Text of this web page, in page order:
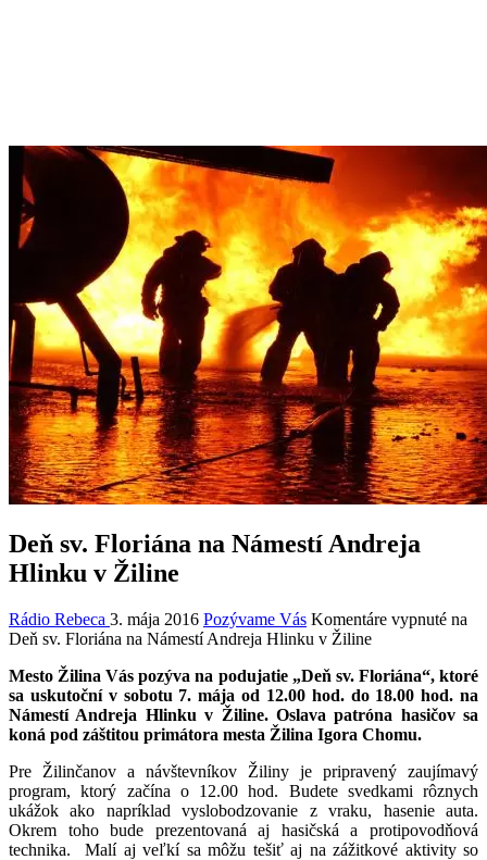
Deň sv. Floriána na Námestí Andreja
Hlinku v Žiline
Rádio Rebeca 3. mája 2016 Pozývame Vás Komentáre vypnuté na
Deň sv. Floriána na Námestí Andreja Hlinku v Žiline
Mesto Žilina Vás pozýva na podujatie „Deň sv. Floriána“, ktoré
sa uskutoční v sobotu 7. mája od 12.00 hod. do 18.00 hod. na
Námestí Andreja Hlinku v Žiline. Oslava patróna hasičov sa
koná pod záštitou primátora mesta Žilina Igora Chomu.
Pre Žilinčanov a návštevníkov Žiliny je pripravený zaujímavý
program, ktorý začína o 12.00 hod. Budete svedkami rôznych
ukážok ako napríklad vyslobodzovanie z vraku, hasenie auta.
Okrem toho bude prezentovaná aj hasičská a protipovodňová
technika. Malí aj veľkí sa môžu tešiť aj na zážitkové aktivity so